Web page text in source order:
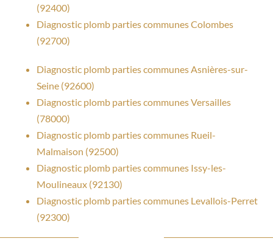
(92400)
Diagnostic plomb parties communes Colombes
(92700)
Diagnostic plomb parties communes Asnières-sur-
Seine (92600)
Diagnostic plomb parties communes Versailles
(78000)
Diagnostic plomb parties communes Rueil-
Malmaison (92500)
Diagnostic plomb parties communes Issy-les-
Moulineaux (92130)
Diagnostic plomb parties communes Levallois-Perret
(92300)